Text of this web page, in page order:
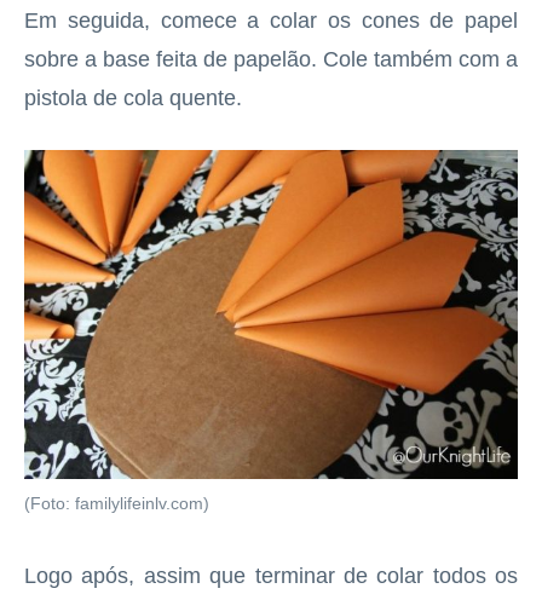
Em seguida, comece a colar os cones de papel
sobre a base feita de papelão. Cole também com a
pistola de cola quente.
(Foto: familylifeinlv.com)
Logo após, assim que terminar de colar todos os